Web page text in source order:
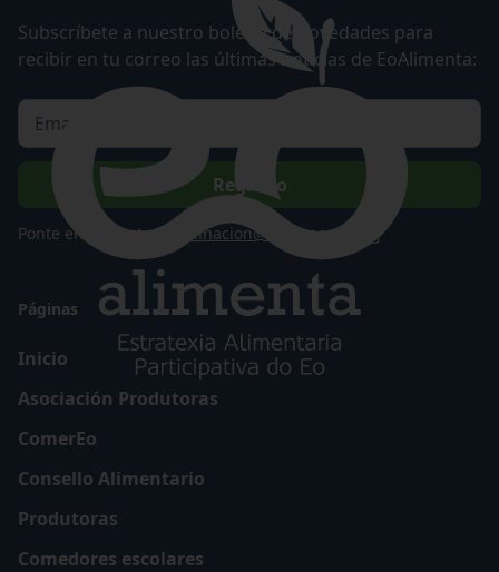
Subscríbete a nuestro boletín de novedades para
recibir en tu correo las últimas noticias de EoAlimenta:
Ponte en contactocoordinacion@eoalimenta.org
Páginas
Inicio
Asociación Produtoras
ComerEo
Consello Alimentario
Produtoras
Comedores escolares